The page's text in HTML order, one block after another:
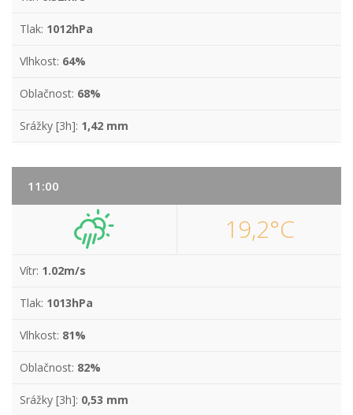
Tlak: 1012hPa
Vlhkost: 64%
Oblačnost: 68%
Srážky [3h]: 1,42 mm
11:00
19,2°C
Vítr: 1.02m/s
Tlak: 1013hPa
Vlhkost: 81%
Oblačnost: 82%
Srážky [3h]: 0,53 mm